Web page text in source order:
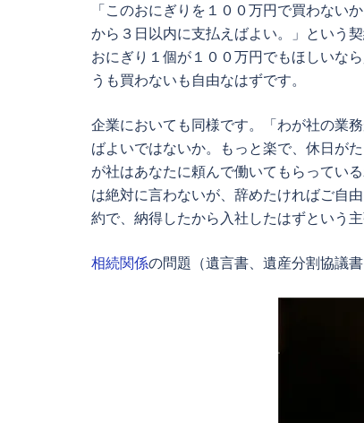
「このおにぎりを１００万円で買わないか
から３日以内に支払えばよい。」という契
おにぎり１個が１００万円でもほしいな
うも買わないも自由なはずです。
企業においても同様です。「わが社の業
ばよいではないか。もっと楽で、休日が
が社はあなたに頼んで働いてもらってい
は絶対に言わないが、辞めたければご自
約で、納得したから入社したはずという主
相続関係の問題（遺言書、遺産分割協議書